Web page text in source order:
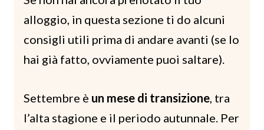
alloggio, in questa sezione ti do alcuni
consigli utili prima di andare avanti (se lo
hai già fatto, ovviamente puoi saltare).
Settembre è un mese di transizione, tra
l’alta stagione e il periodo autunnale. Per